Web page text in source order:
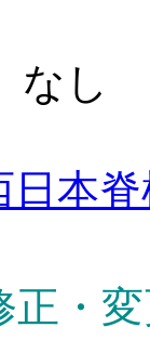
日本
正・